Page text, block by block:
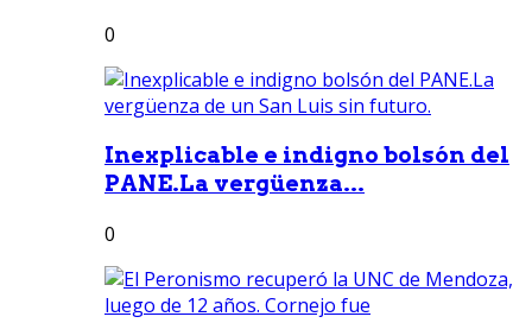
0
Inexplicable e indigno bolsón del
PANE.La vergüenza...
0